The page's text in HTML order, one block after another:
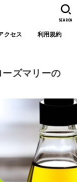
クセス 利用規約
SEARCH
ズマリーの